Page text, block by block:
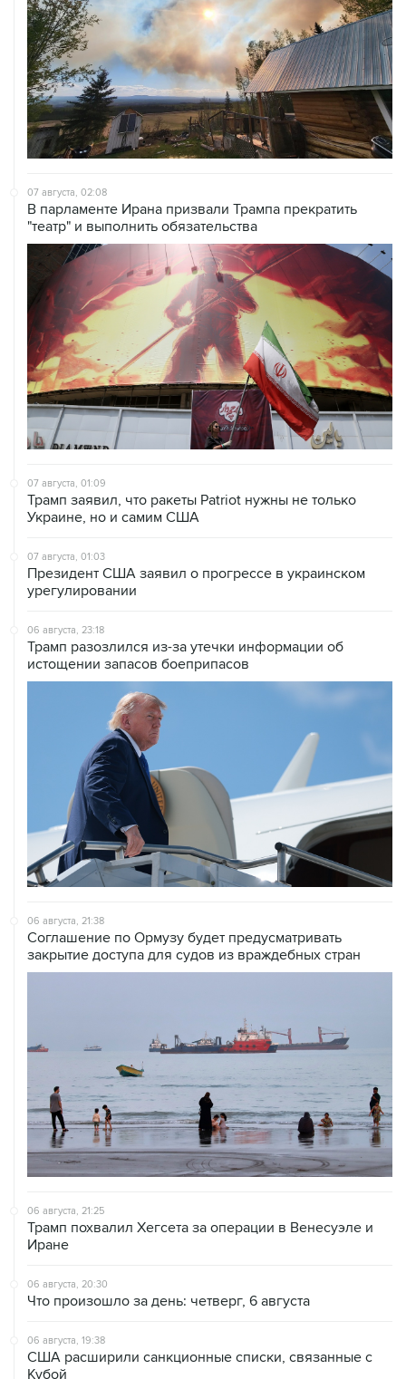
07 августа, 02:08
В парламенте Ирана призвали Трампа прекратить
"театр" и выполнить обязательства
07 августа, 01:09
Трамп заявил, что ракеты Patriot нужны не только
Украине, но и самим США
07 августа, 01:03
Президент США заявил о прогрессе в украинском
урегулировании
06 августа, 23:18
Трамп разозлился из-за утечки информации об
истощении запасов боеприпасов
06 августа, 21:38
Соглашение по Ормузу будет предусматривать
закрытие доступа для судов из враждебных стран
06 августа, 21:25
Трамп похвалил Хегсета за операции в Венесуэле и
Иране
06 августа, 20:30
Что произошло за день: четверг, 6 августа
06 августа, 19:38
США расширили санкционные списки, связанные с
Кубой